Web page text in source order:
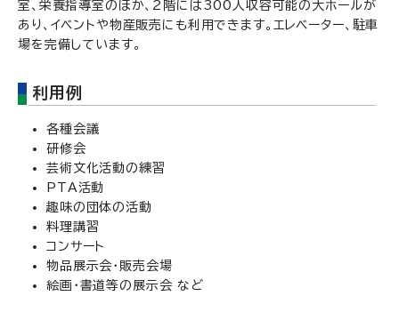
室、栄養指導室のほか、2階には300人収容可能の大ホールが
あり、イベントや物産販売にも利用できます。エレベーター、駐車
場を完備しています。
利用例
各種会議
研修会
芸術文化活動の練習
PTA活動
趣味の団体の活動
料理講習
コンサート
物品展示会・販売会場
絵画・書道等の展示会 など